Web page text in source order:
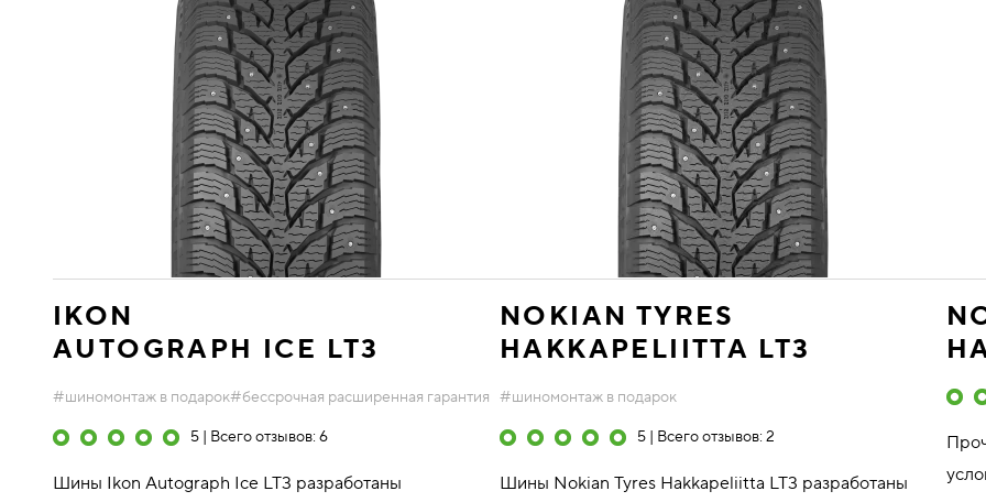
IKON
AUTOGRAPH ICE LT3
#шиномонтаж в подарок#бессрочная расширенная гарантия
5 | Всего отзывов: 6
Шины Ikon Autograph Ice LT3 разработаны
NOKIAN TYRES
HAKKAPELIITTA LT3
#шиномонтаж в подарок
5 | Всего отзывов: 2
Шины Nokian Tyres Hakkapeliitta LT3 разработаны